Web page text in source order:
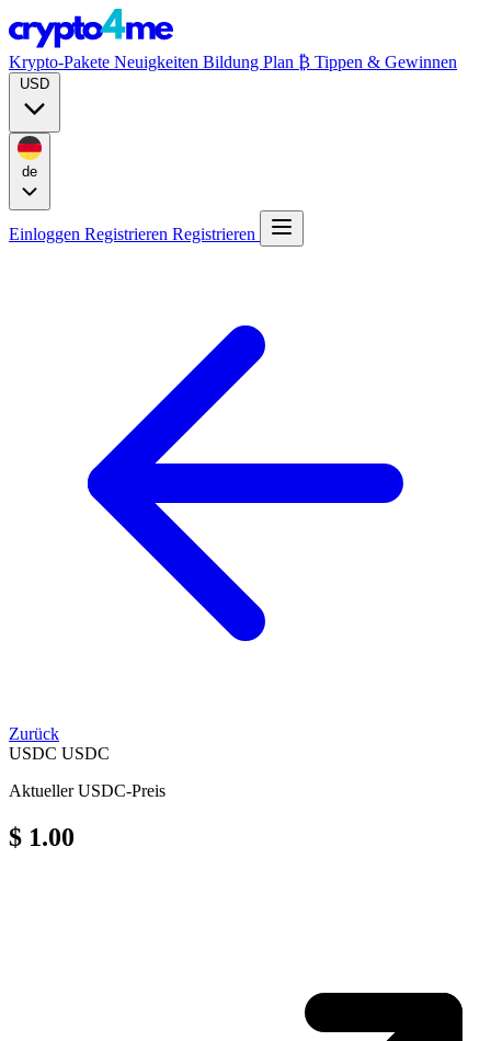
Krypto-Pakete Neuigkeiten Bildung Plan ₿ Tippen & Gewinnen
Einloggen Registrieren Registrieren
Zurück
USDC USDC
Aktueller USDC-Preis
$ 1.00